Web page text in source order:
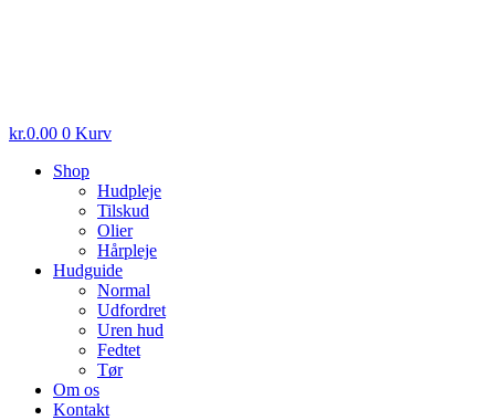
kr.0.00 0 Kurv
Shop
Hudpleje
Tilskud
Olier
Hårpleje
Hudguide
Normal
Udfordret
Uren hud
Fedtet
Tør
Om os
Kontakt